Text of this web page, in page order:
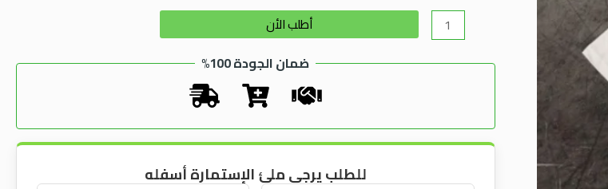
أطلب الأن
ضمان الجودة 100%
للطلب يرجى ملئ الإستمارة أسفله